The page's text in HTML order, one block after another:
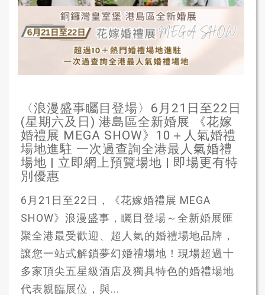
〈浪漫盛事矚目登場〉6月21日至22日
(星期六及日) 港島區全新婚展 《花嫁
婚禮展 MEGA SHOW》10＋人氣婚禮
場地進駐 一次過查詢全港最人氣婚禮
場地 | 立即網上預覽場地 | 即場更有特
別優惠
6月21日至22日，《花嫁婚禮展 MEGA
SHOW》浪漫盛事，矚目登場～全新婚展匯
聚全港最受歡迎、超人氣的婚禮場地品牌，
讓您一站式解鎖夢幻婚禮場地！現場超過十
多家頂尖五星級酒店及獨具特色的婚禮場地
代表親臨展位，與...